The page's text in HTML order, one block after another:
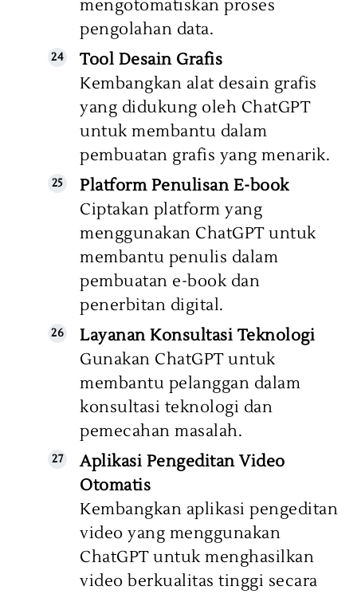
mengotomatiskan proses
pengolahan data.
Tool Desain Grafis
Kembangkan alat desain grafis
yang didukung oleh ChatGPT
untuk membantu dalam
pembuatan grafis yang menarik.
Platform Penulisan E-book
Ciptakan platform yang
menggunakan ChatGPT untuk
membantu penulis dalam
pembuatan e-book dan
penerbitan digital.
Layanan Konsultasi Teknologi
Gunakan ChatGPT untuk
membantu pelanggan dalam
konsultasi teknologi dan
pemecahan masalah.
Aplikasi Pengeditan Video
Otomatis
Kembangkan aplikasi pengeditan
video yang menggunakan
ChatGPT untuk menghasilkan
video berkualitas tinggi secara